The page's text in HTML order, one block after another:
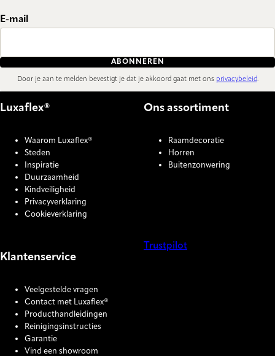
E-mail
ABONNEREN
Door je aan te melden bevestigt je dat je akkoord gaat met ons privacybeleid.
Luxaflex®
Waarom Luxaflex®
Steden
Inspiratie
Duurzaamheid
Kindveiligheid
Privacyverklaring
Cookieverklaring
Ons assortiment
Raamdecoratie
Horren
Buitenzonwering
Klantenservice
Veelgestelde vragen
Contact met Luxaflex®
Producthandleidingen
Reinigingsinstructies
Garantie
Vind een showroom
Trustpilot